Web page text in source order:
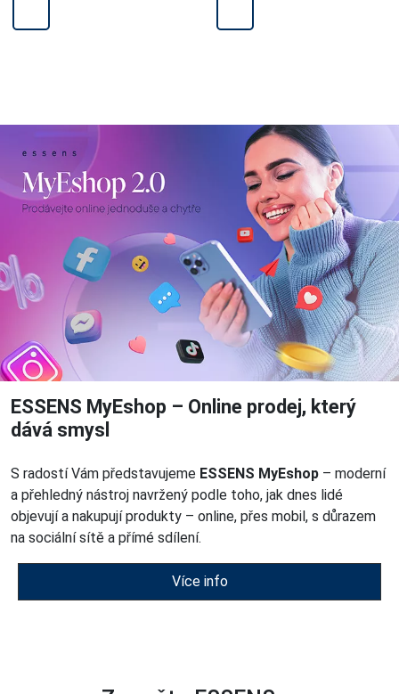
ESSENS MyEshop – Online prodej, který
dává smysl
S radostí Vám představujeme ESSENS MyEshop – moderní
a přehledný nástroj navržený podle toho, jak dnes lidé
objevují a nakupují produkty – online, přes mobil, s důrazem
na sociální sítě a přímé sdílení.
Více info